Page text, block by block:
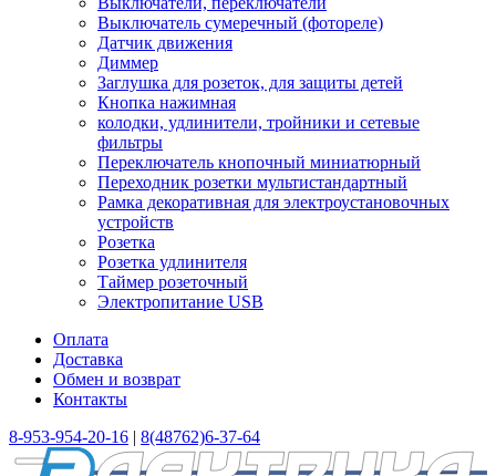
Выключатель сумеречный (фотореле)
Датчик движения
Диммер
Заглушка для розеток, для защиты детей
Кнопка нажимная
колодки, удлинители, тройники и сетевые
фильтры
Переключатель кнопочный миниатюрный
Переходник розетки мультистандартный
Рамка декоративная для электроустановочных
устройств
Розетка
Розетка удлинителя
Таймер розеточный
Электропитание USB
Оплата
Доставка
Обмен и возврат
Контакты
8-953-954-20-16 | 8(48762)6-37-64